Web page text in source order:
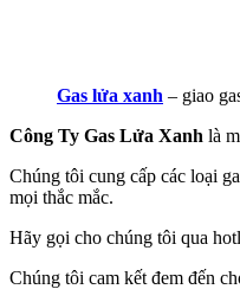
Gas lửa xanh – giao
Công Ty Gas Lửa Xanh là
Chúng tôi cung cấp các loại
mọi thắc mắc.
Hãy gọi cho chúng tôi qua
Chúng tôi cam kết đem đến